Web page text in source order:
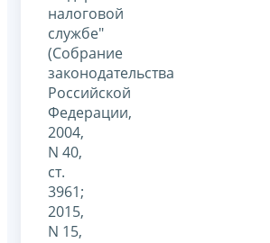
налоговой
службе"
(Собрание
законодательства
Российской
Федерации,
2004,
N 40,
ст.
3961;
2015,
N 15,